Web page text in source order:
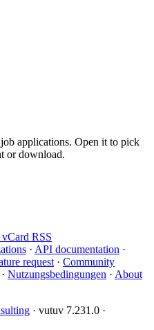
applications. Open it to pick
or download.
vCard RSS
· API documentation ·
request · Community
· Nutzungsbedingungen · About
· vutuv 7.231.0 ·